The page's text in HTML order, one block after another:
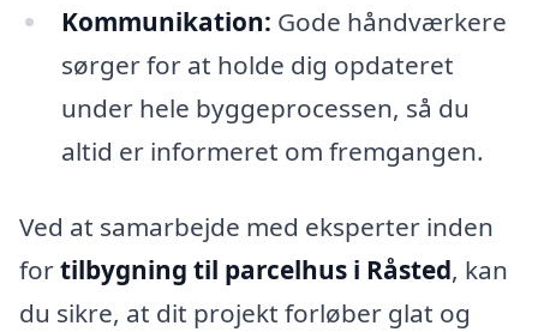
Kommunikation: Gode håndværkere
sørger for at holde dig opdateret
under hele byggeprocessen, så du
altid er informeret om fremgangen.
Ved at samarbejde med eksperter inden
fortilbygning til parcelhus i Råsted, kan
du sikre, at dit projekt forløber glat og